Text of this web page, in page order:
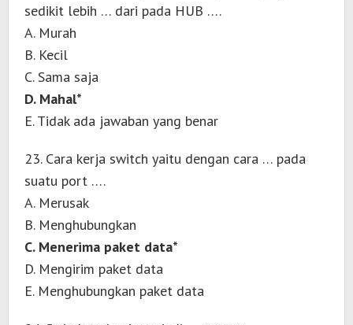
sedikit lebih … dari pada HUB ….
A. Murah
B. Kecil
C. Sama saja
D. Mahal*
E. Tidak ada jawaban yang benar
23. Cara kerja switch yaitu dengan cara … pada
suatu port ….
A. Merusak
B. Menghubungkan
C. Menerima paket data*
D. Mengirim paket data
E. Menghubungkan paket data